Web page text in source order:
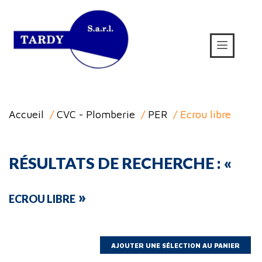
Accueil /CVC - Plomberie / PER / Ecrou libre
RÉSULTATS DE RECHERCHE : «
ECROU LIBRE »